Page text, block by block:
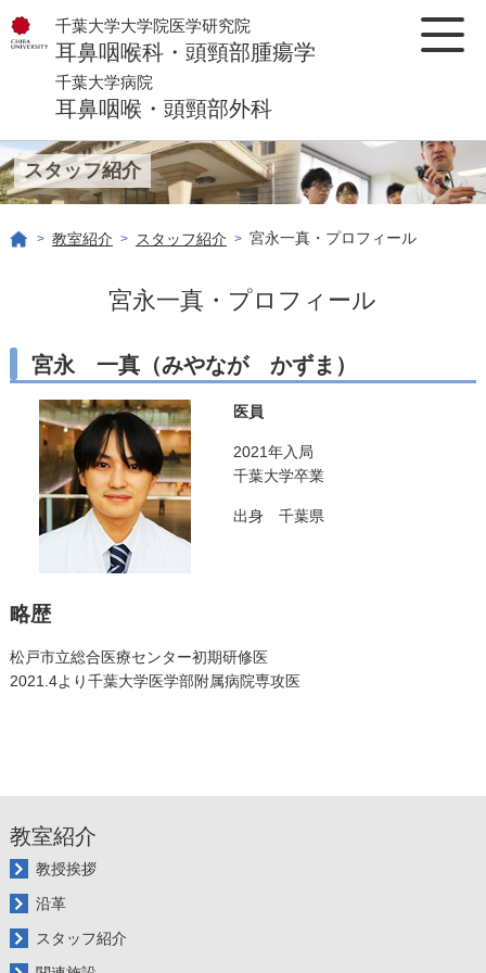
千葉大学大学院医学研究院
耳鼻咽喉科・頭頸部腫瘍学
千葉大学病院
耳鼻咽喉・頭頸部外科
スタッフ紹介
> 教室紹介 > スタッフ紹介 > 宮永一真・プロフィール
宮永一真・プロフィール
宮永 一真（みやなが かずま）
医員
2021年入局
千葉大学卒業
出身 千葉県
略歴
松戸市立総合医療センター初期研修医
2021.4より千葉大学医学部附属病院専攻医
教室紹介
教授挨拶
沿革
スタッフ紹介